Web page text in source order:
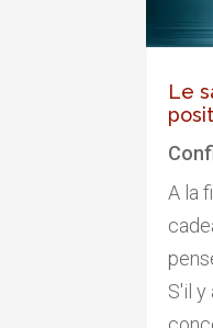
Le
A la
S'il y